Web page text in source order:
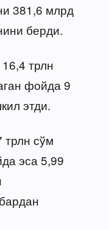
381,6 млрд
берди.
трлн
фойда 9
этди.
трлн сўм
эса 5,99